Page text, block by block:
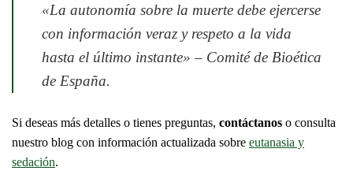
«La autonomía sobre la muerte debe ejercerse
con información veraz y respeto a la vida
hasta el último instante» – Comité de Bioética
de España.
Si deseas más detalles o tienes preguntas, contáctanos o consulta
nuestro blog con información actualizada sobre eutanasia y
sedación.